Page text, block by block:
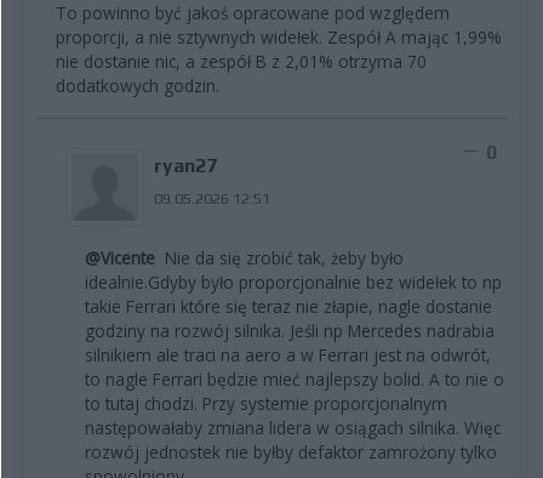
To powinno być jakoś opracowane pod względem
proporcji, a nie sztywnych widełek. Zespół A mając 1,99%
nie dostanie nic, a zespół B z 2,01% otrzyma 70
dodatkowych godzin.
ryan27
09.05.2026 12:51
0
@Vicente Nie da się zrobić tak, żeby było
idealnie.Gdyby było proporcjonalnie bez widełek to np
takie Ferrari które się teraz nie złapie, nagle dostanie
godziny na rozwój silnika. Jeśli np Mercedes nadrabia
silnikiem ale traci na aero a w Ferrari jest na odwrót,
to nagle Ferrari będzie mieć najlepszy bolid. A to nie o
to tutaj chodzi. Przy systemie proporcjonalnym
następowałaby zmiana lidera w osiągach silnika. Więc
rozwój jednostek nie byłby defaktor zamrożony tylko